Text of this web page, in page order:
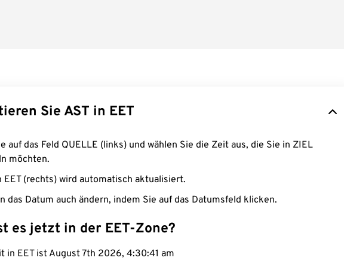
Sie AST in EET
auf das Feld QUELLE (links) und wählen Sie die Zeit aus, die Sie in ZIEL
möchten.
EET (rechts) wird automatisch aktualisiert.
das Datum auch ändern, indem Sie auf das Datumsfeld klicken.
es jetzt in der EET-Zone?
in EET ist August 7th 2026, 4:30:42 am